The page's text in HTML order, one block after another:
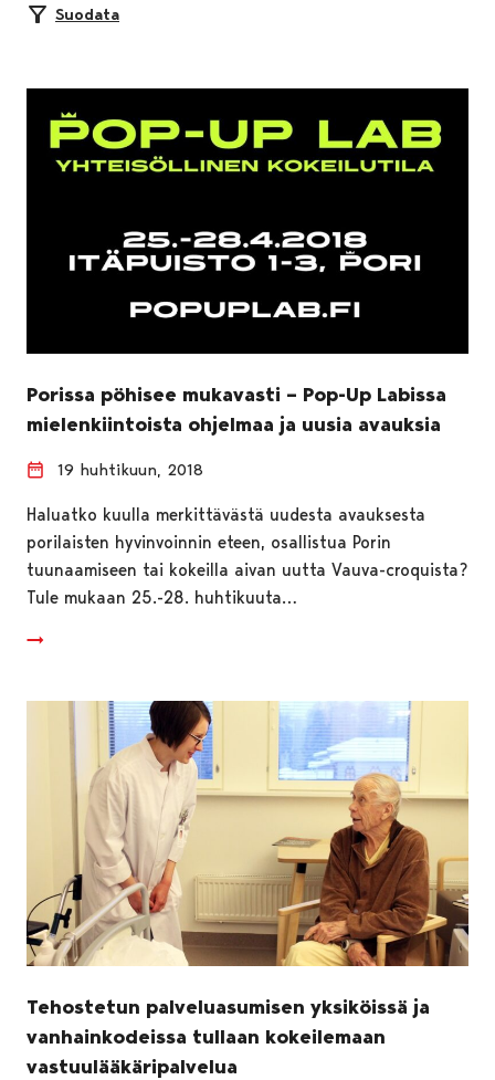
Suodata
Porissa pöhisee mukavasti – Pop-Up Labissa
mielenkiintoista ohjelmaa ja uusia avauksia
19 huhtikuun, 2018
Haluatko kuulla merkittävästä uudesta avauksesta
porilaisten hyvinvoinnin eteen, osallistua Porin
tuunaamiseen tai kokeilla aivan uutta Vauva-croquista?
Tule mukaan 25.-28. huhtikuuta…
Tehostetun palveluasumisen yksiköissä ja
vanhainkodeissa tullaan kokeilemaan
vastuulääkäripalvelua